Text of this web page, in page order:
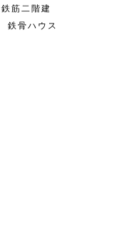
筋二階建
骨ハウス